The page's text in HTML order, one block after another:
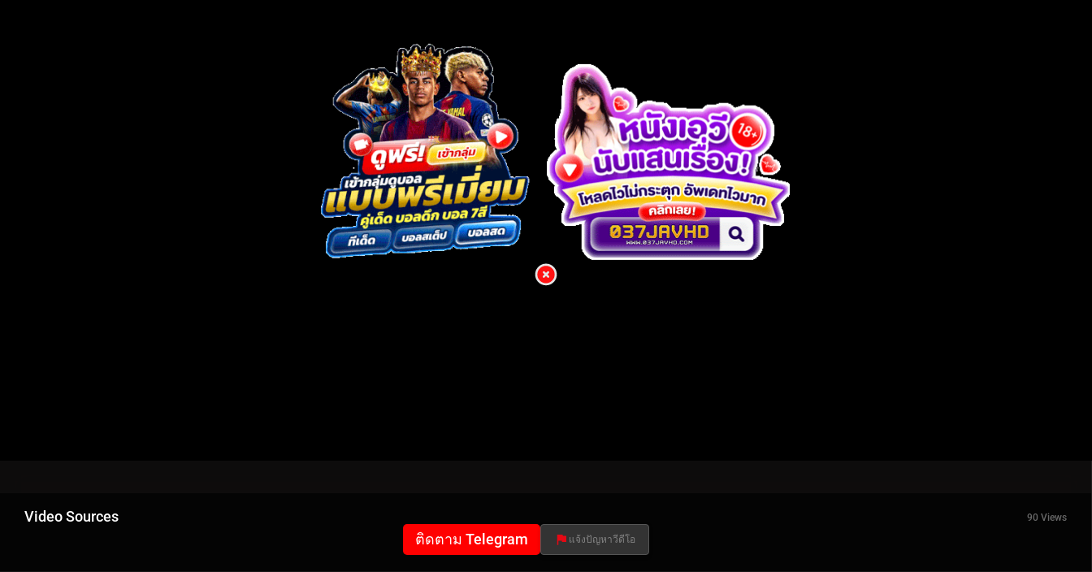
Video Sources 90 Views
ติดตาม Telegram แจ้งปัญหาวีดีโอ